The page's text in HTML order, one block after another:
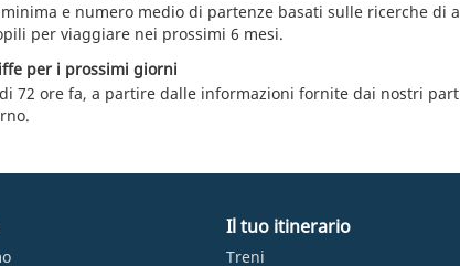
e numero medio di partenze basati sulle ricerche di
per viaggiare nei prossimi 6 mesi.
per i prossimi giorni
72 ore fa, a partire dalle informazioni fornite dai nostri
Il tuo itinerario
Treni